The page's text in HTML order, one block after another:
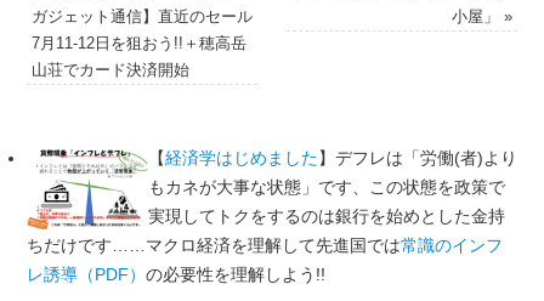
ガジェット通信】直近のセール
7月11‐12日を狙おう!!＋穂高岳
山荘でカード決済開始
小屋」»
【経済学はじめました】デフレは「労働(者)より
もカネが大事な状態」です、この状態を政策で
実現してトクをするのは銀行を始めとした金持
ちだけです……マクロ経済を理解して先進国では常識のインフ
レ誘導（PDF） の必要性を理解しよう!!